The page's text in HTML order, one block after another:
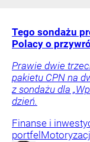
Tego sondażu
Polacy o
Prawie dwie
pakietu CPN na
z sondażu dla
dzień.
Finanse i
portfel